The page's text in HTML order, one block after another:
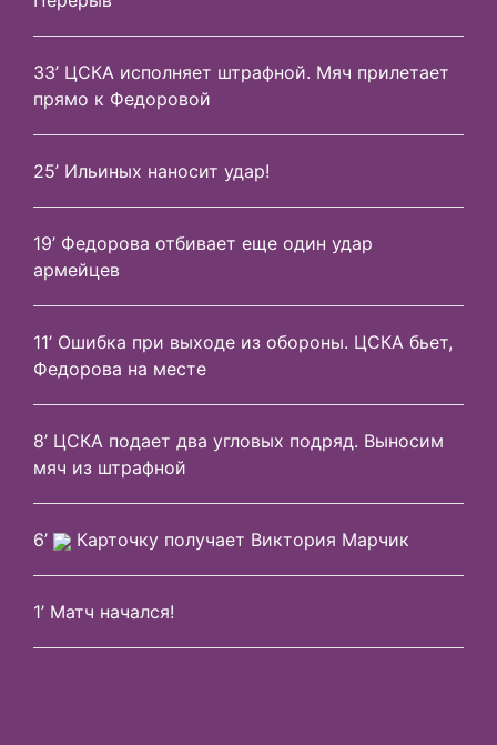
33’ ЦСКА исполняет штрафной. Мяч прилетает
прямо к Федоровой
25’ Ильиных наносит удар!
19’ Федорова отбивает еще один удар
армейцев
11’ Ошибка при выходе из обороны. ЦСКА бьет,
Федорова на месте
8’ ЦСКА подает два угловых подряд. Выносим
мяч из штрафной
6’ Карточку получает Виктория Марчик
1’ Матч начался!